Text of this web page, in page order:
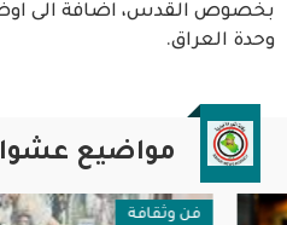
بخصوص القدس، اضافة الى
وحدة العراق.
مواضيع
فن وثقافة